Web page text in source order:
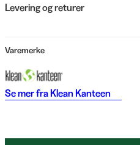
Levering og returer
Varemerke
Se mer fra Klean Kanteen